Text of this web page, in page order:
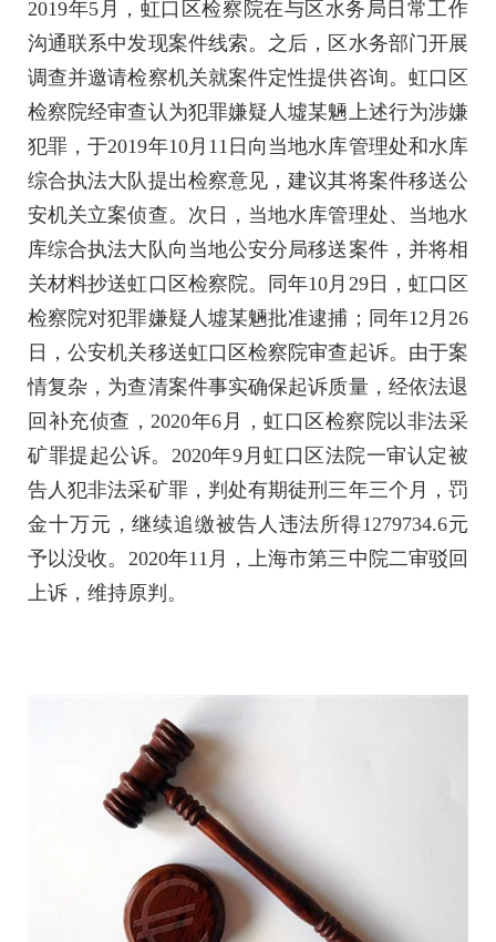
2019年5月，虹口区检察院在与区水务局日常工作
沟通联系中发现案件线索。之后，区水务部门开展
调查并邀请检察机关就案件定性提供咨询。虹口区
检察院经审查认为犯罪嫌疑人墟某魎上述行为涉嫌
犯罪，于2019年10月11日向当地水库管理处和水库
综合执法大队提出检察意见，建议其将案件移送公
安机关立案侦查。次日，当地水库管理处、当地水
库综合执法大队向当地公安分局移送案件，并将相
关材料抄送虹口区检察院。同年10月29日，虹口区
检察院对犯罪嫌疑人墟某魎批准逮捕；同年12月26
日，公安机关移送虹口区检察院审查起诉。由于案
情复杂，为查清案件事实确保起诉质量，经依法退
回补充侦查，2020年6月，虹口区检察院以非法采
矿罪提起公诉。2020年9月虹口区法院一审认定被
告人犯非法采矿罪，判处有期徒刑三年三个月，罚
金十万元，继续追缴被告人违法所得1279734.6元
予以没收。2020年11月，上海市第三中院二审驳回
上诉，维持原判。